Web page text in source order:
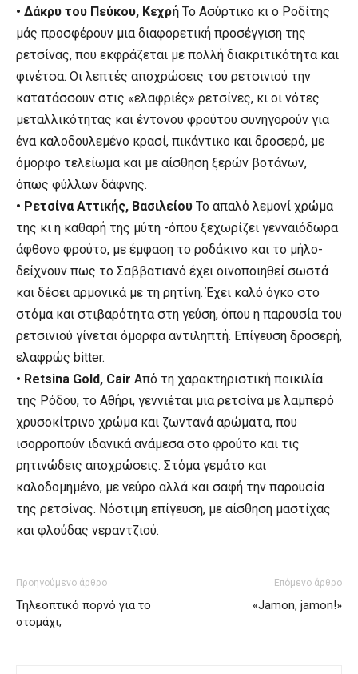
• Δάκρυ του Πεύκου, Κεχρή Το Ασύρτικο κι ο Ροδίτης
μάς προσφέρουν μια διαφορετική προσέγγιση της
ρετσίνας, που εκφράζεται με πολλή διακριτικότητα και
φινέτσα. Οι λεπτές αποχρώσεις του ρετσινιού την
κατατάσσουν στις «ελαφριές» ρετσίνες, κι οι νότες
μεταλλικότητας και έντονου φρούτου συνηγορούν για
ένα καλοδουλεμένο κρασί, πικάντικο και δροσερό, με
όμορφο τελείωμα και με αίσθηση ξερών βοτάνων,
όπως φύλλων δάφνης.
• Ρετσίνα Αττικής, Βασιλείου Το απαλό λεμονί χρώμα
της κι η καθαρή της μύτη -όπου ξεχωρίζει γενναιόδωρα
άφθονο φρούτο, με έμφαση το ροδάκινο και το μήλο-
δείχνουν πως το Σαββατιανό έχει οινοποιηθεί σωστά
και δέσει αρμονικά με τη ρητίνη. Έχει καλό όγκο στο
στόμα και στιβαρότητα στη γεύση, όπου η παρουσία του
ρετσινιού γίνεται όμορφα αντιληπτή. Επίγευση δροσερή,
ελαφρώς bitter.
• Retsina Gold, Cair Από τη χαρακτηριστική ποικιλία
της Ρόδου, το Αθήρι, γεννιέται μια ρετσίνα με λαμπερό
χρυσοκίτρινο χρώμα και ζωντανά αρώματα, που
ισορροπούν ιδανικά ανάμεσα στο φρούτο και τις
ρητινώδεις αποχρώσεις. Στόμα γεμάτο και
καλοδομημένο, με νεύρο αλλά και σαφή την παρουσία
της ρετσίνας. Νόστιμη επίγευση, με αίσθηση μαστίχας
και φλούδας νεραντζιού.
Προηγούμενο άρθρο
Τηλεοπτικό πορνό για το
στομάχι;
Επόμενο άρθρο
«Jamon, jamon!»